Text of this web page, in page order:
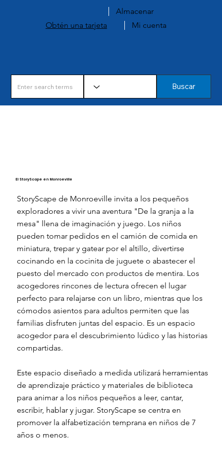
Almacenar
Obtén una tarjeta
Mi cuenta
Buscar
El StoryScape en Monroeville
StoryScape de Monroeville invita a los pequeños
exploradores a vivir una aventura "De la granja a la
mesa" llena de imaginación y juego. Los niños
pueden tomar pedidos en el camión de comida en
miniatura, trepar y gatear por el altillo, divertirse
cocinando en la cocinita de juguete o abastecer el
puesto del mercado con productos de mentira. Los
acogedores rincones de lectura ofrecen el lugar
perfecto para relajarse con un libro, mientras que los
cómodos asientos para adultos permiten que las
familias disfruten juntas del espacio. Es un espacio
acogedor para el descubrimiento lúdico y las historias
compartidas.
Este espacio diseñado a medida utilizará herramientas
de aprendizaje práctico y materiales de biblioteca
para animar a los niños pequeños a leer, cantar,
escribir, hablar y jugar. StoryScape se centra en
promover la alfabetización temprana en niños de 7
años o menos.